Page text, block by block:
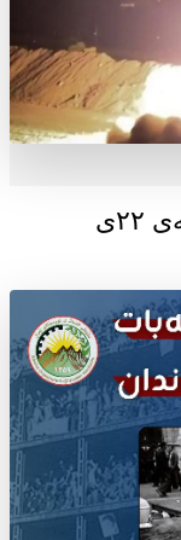
پەیامی سازمانی خەبات بەبۆنەی ۲۲ی